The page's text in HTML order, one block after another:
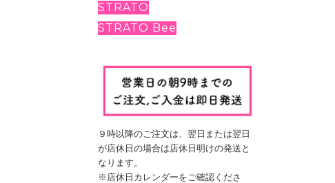
STRATO
STRATO Bee
９時以降のご注文は、翌日 または翌日
が店休日の場合は 店休日明けの発送と
なります。
※店休日カレンダーをご確認くださ